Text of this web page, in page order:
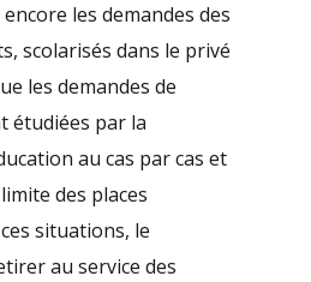
les demandes des
scolarisés dans le privé
les demandes de
étudiées par la
au cas par cas et
des places
situations, le
au service des